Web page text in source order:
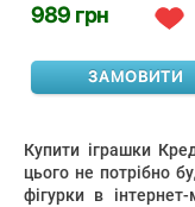
989 грн
ЗАМОВИТИ
Купити іграшки
цього не потрібно
фігурки в